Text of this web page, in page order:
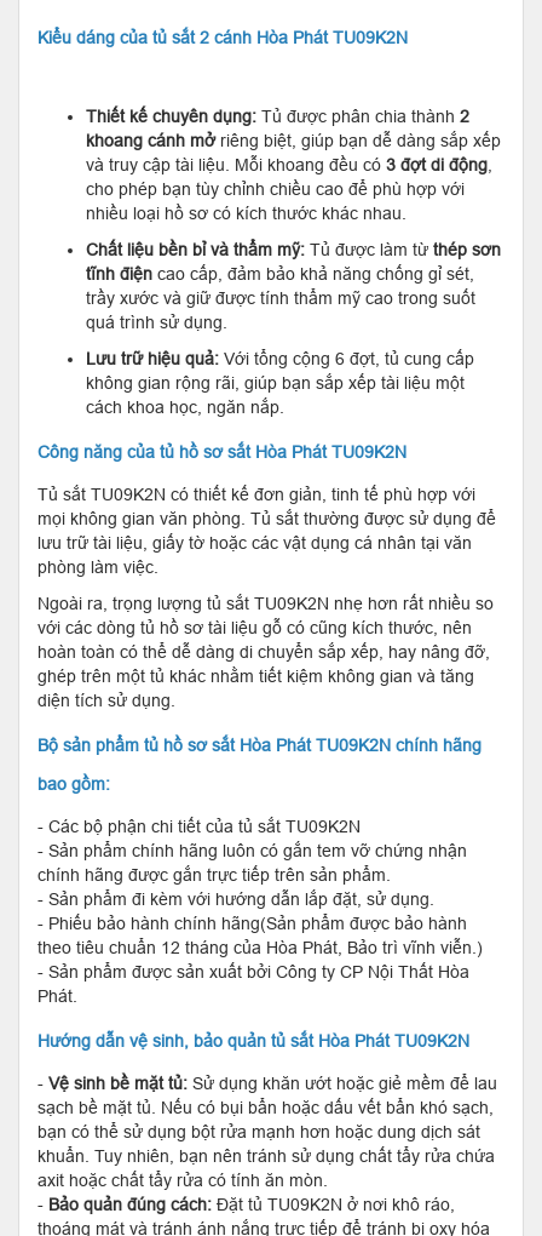
Kiểu dáng của tủ sắt 2 cánh Hòa Phát TU09K2N
Thiết kế chuyên dụng: Tủ được phân chia thành 2
khoang cánh mởriêng biệt, giúp bạn dễ dàng sắp xếp
và truy cập tài liệu. Mỗi khoang đều có 3 đợt di động
cho phép bạn tùy chỉnh chiều cao để phù hợp với
nhiều loại hồ sơ có kích thước khác nhau.
Chất liệu bền bỉ và thẩm mỹ: Tủ được làm từ thép sơn
tĩnh điện cao cấp, đảm bảo khả năng chống gỉ sét,
trầy xước và giữ được tính thẩm mỹ cao trong suốt
quá trình sử dụng.
Lưu trữ hiệu quả: Với tổng cộng 6 đợt, tủ cung cấp
không gian rộng rãi, giúp bạn sắp xếp tài liệu một
cách khoa học, ngăn nắp.
Công năng của tủ hồ sơ sắt Hòa Phát TU09K2N
Tủ sắt TU09K2N có thiết kế đơn giản, tinh tế phù hợp với
mọi không gian văn phòng. Tủ sắt thường được sử dụng để
lưu trữ tài liệu, giấy tờ hoặc các vật dụng cá nhân tại văn
phòng làm việc.
Ngoài ra, trọng lượng tủ sắt TU09K2N nhẹ hơn rất nhiều so
với các dòng tủ hồ sơ tài liệu gỗ có cũng kích thước, nên
hoàn toàn có thể dễ dàng di chuyển sắp xếp, hay nâng đỡ,
ghép trên một tủ khác nhằm tiết kiệm không gian và tăng
diện tích sử dụng.
Bộ sản phẩm tủ hồ sơ sắt Hòa Phát TU09K2N chính hãng
bao gồm:
- Các bộ phận chi tiết của tủ sắt TU09K2N
- Sản phẩm chính hãng luôn có gắn tem vỡ chứng nhận
chính hãng được gắn trực tiếp trên sản phẩm.
- Sản phẩm đi kèm với hướng dẫn lắp đặt, sử dụng.
- Phiếu bảo hành chính hãng(Sản phẩm được bảo hành
theo tiêu chuẩn 12 tháng của Hòa Phát, Bảo trì vĩnh viễn.)
- Sản phẩm được sản xuất bởi Công ty CP Nội Thất Hòa
Phát.
Hướng dẫn vệ sinh, bảo quản tủ sắt Hòa Phát TU09K2N
- Vệ sinh bề mặt tủ: Sử dụng khăn ướt hoặc giẻ mềm để lau
sạch bề mặt tủ. Nếu có bụi bẩn hoặc dấu vết bẩn khó sạch,
bạn có thể sử dụng bột rửa mạnh hơn hoặc dung dịch sát
khuẩn. Tuy nhiên, bạn nên tránh sử dụng chất tẩy rửa chứa
axit hoặc chất tẩy rửa có tính ăn mòn.
- Bảo quản đúng cách: Đặt tủ TU09K2N ở nơi khô ráo,
thoáng mát và tránh ánh nắng trực tiếp để tránh bị oxy hóa